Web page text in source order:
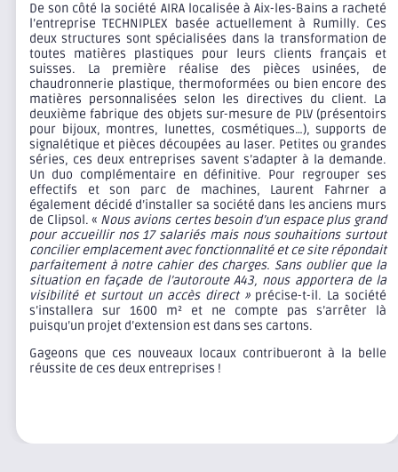
De son côté la société AIRA localisée à Aix-les-Bains a racheté
l’entreprise TECHNIPLEX basée actuellement à Rumilly. Ces
deux structures sont spécialisées dans la transformation de
toutes matières plastiques pour leurs clients français et
suisses. La première réalise des pièces usinées, de
chaudronnerie plastique, thermoformées ou bien encore des
matières personnalisées selon les directives du client. La
deuxième fabrique des objets sur-mesure de PLV (présentoirs
pour bijoux, montres, lunettes, cosmétiques…), supports de
signalétique et pièces découpées au laser. Petites ou grandes
séries, ces deux entreprises savent s’adapter à la demande.
Un duo complémentaire en définitive. Pour regrouper ses
effectifs et son parc de machines, Laurent Fahrner a
également décidé d’installer sa société dans les anciens murs
de Clipsol. « Nous avions certes besoin d’un espace plus grand
pour accueillir nos 17 salariés mais nous souhaitions surtout
concilier emplacement avec fonctionnalité et ce site répondait
parfaitement à notre cahier des charges. Sans oublier que la
situation en façade de l’autoroute A43, nous apportera de la
visibilité et surtout un accès direct » précise-t-il. La société
s’installera sur 1600 m² et ne compte pas s’arrêter là
puisqu’un projet d’extension est dans ses cartons.
Gageons que ces nouveaux locaux contribueront à la belle
réussite de ces deux entreprises !